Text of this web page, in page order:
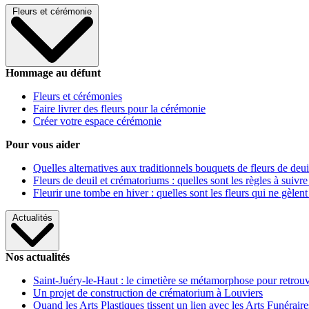
Fleurs et cérémonie
Hommage au défunt
Fleurs et cérémonies
Faire livrer des fleurs pour la cérémonie
Créer votre espace cérémonie
Pour vous aider
Quelles alternatives aux traditionnels bouquets de fleurs de
Fleurs de deuil et crématoriums : quelles sont les règles à
Fleurir une tombe en hiver : quelles sont les fleurs qui ne gèlent
Actualités
Nos actualités
Saint-Juéry-le-Haut : le cimetière se métamorphose pour
Un projet de construction de crématorium à Louviers
Quand les Arts Plastiques tissent un lien avec les Arts